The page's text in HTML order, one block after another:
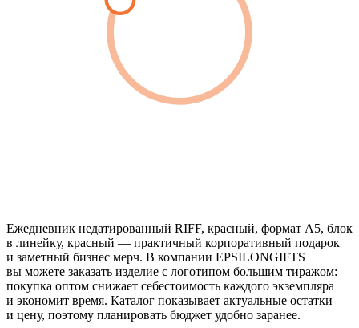
Ежедневник недатированный RIFF, красный, формат А5, блок
в линейку, красный — практичный корпоративный подарок
и заметный бизнес мерч. В компании EPSILONGIFTS
вы можете заказать изделие с логотипом большим тиражом:
покупка оптом снижает себестоимость каждого экземпляра
и экономит время. Каталог показывает актуальные остатки
и цену, поэтому планировать бюджет удобно заранее.